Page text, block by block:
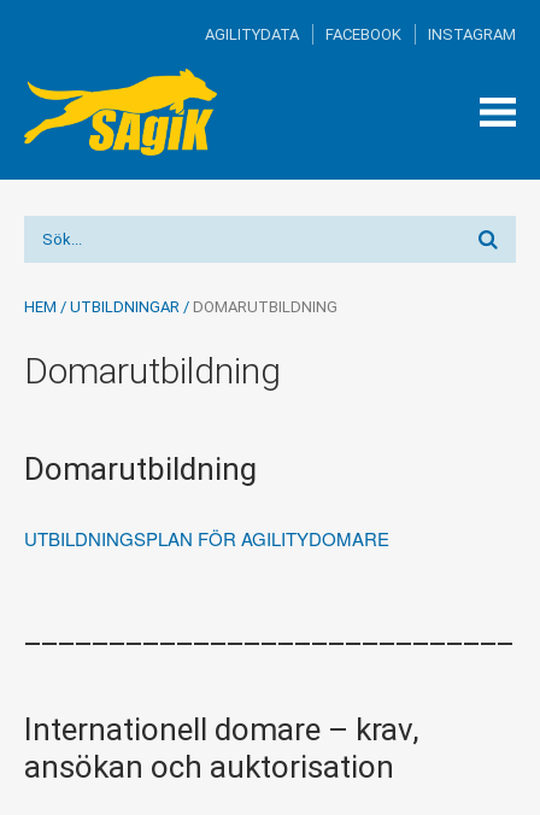
AGILITYDATA FACEBOOK INSTAGRAM
HEM / UTBILDNINGAR / DOMARUTBILDNING
Domarutbildning
Domarutbildning
UTBILDNINGSPLAN FÖR AGILITYDOMARE
Internationell domare – krav,
ansökan och auktorisation